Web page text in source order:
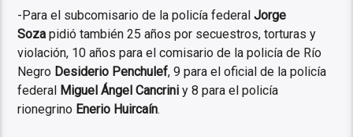
-Para el subcomisario de la policía federalJorge
Sozapidió también 25 años por secuestros, torturas y
violación, 10 años para el comisario de la policía de Río
Negro Desiderio Penchulef, 9 para el oficial de la policía
federal Miguel Ángel Cancriniy 8 para el policía
rionegrino Enerio Huircaín.